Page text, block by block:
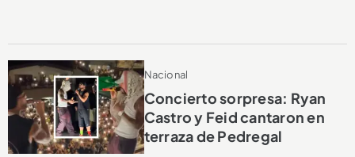
Nacional
Concierto sorpresa: Ryan
Castro y Feid cantaron en
terraza de Pedregal